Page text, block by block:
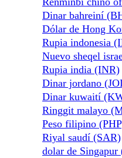
Dinar bahreiní
Dólar de Hong
Rupia indonesia
Nuevo sheqel
Rupia india (INR)
Dinar jordano
Dinar kuwaití
Ringgit malayo
Peso filipino
Riyal saudí (SAR)
dolar de Singapur